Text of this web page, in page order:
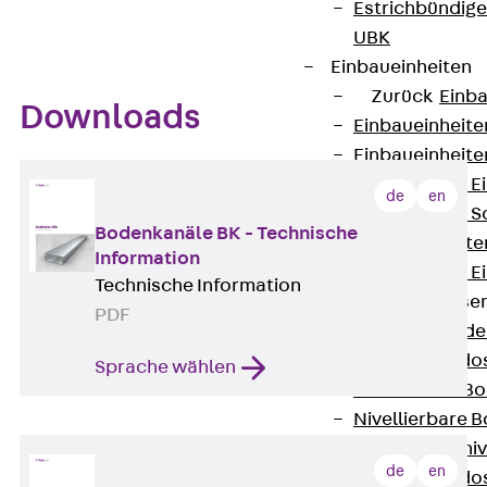
UBK
Einbaueinheiten
Zurück
Nivellierbare
Nivellierbare
Nivellierbare
Zubehör für
Nivellierbare
Zubehör für
Downloads
de en
Bodenkanäle BK - Technische
Information
Technische Information
PDF
Sprache wählen
de en